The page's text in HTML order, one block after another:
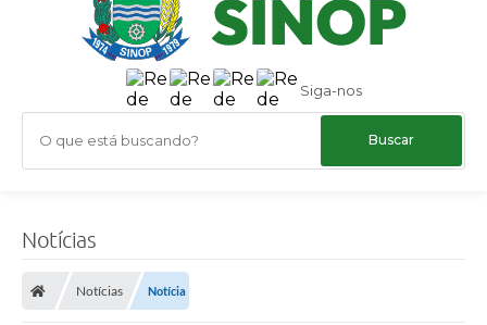
Siga-nos
O que está buscando?
Notícias
Notícias Notícia